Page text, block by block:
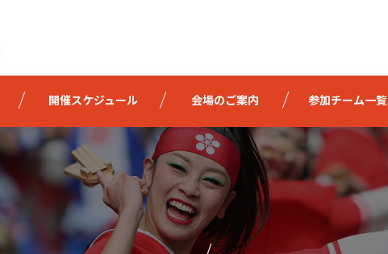
開催スケジュール 会場のご案内 参加チーム一覧